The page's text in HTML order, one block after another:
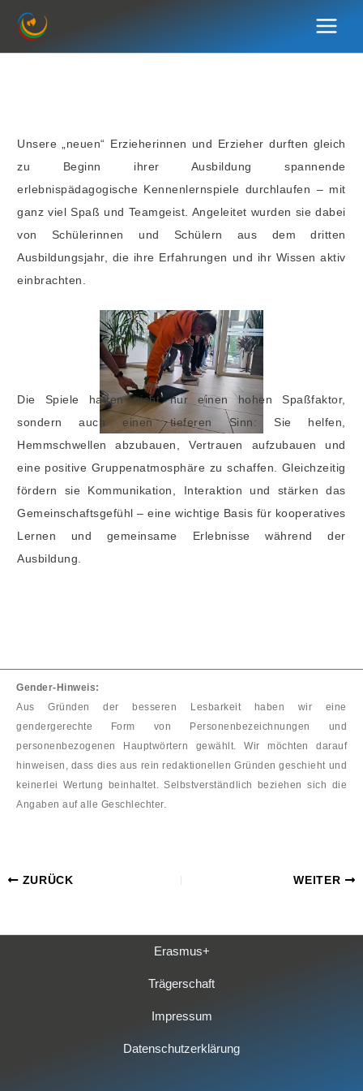
Inhalt
springen
Unsere „neuen“ Erzieherinnen und Erzieher durften gleich
zu Beginn ihrer Ausbildung spannende
erlebnispädagogische Kennenlernspiele durchlaufen – mit
ganz viel Spaß und Teamgeist. Angeleitet wurden sie dabei
von Schülerinnen und Schülern aus dem dritten
Ausbildungsjahr, die ihre Erfahrungen und ihr Wissen aktiv
einbrachten.
Die Spiele hatten nicht nur einen hohen Spaßfaktor,
sondern auch einen tieferen Sinn: Sie helfen,
Hemmschwellen abzubauen, Vertrauen aufzubauen und
eine positive Gruppenatmosphäre zu schaffen. Gleichzeitig
fördern sie Kommunikation, Interaktion und stärken das
Gemeinschaftsgefühl – eine wichtige Basis für kooperatives
Lernen und gemeinsame Erlebnisse während der
Ausbildung.
Gender-Hinweis:
Aus Gründen der besseren Lesbarkeit haben wir eine
gendergerechte Form von Personenbezeichnungen und
personenbezogenen Hauptwörtern gewählt. Wir möchten darauf
hinweisen, dass dies aus rein redaktionellen Gründen geschieht und
keinerlei Wertung beinhaltet. Selbstverständlich beziehen sich die
Angaben auf alle Geschlechter.
ZURÜCK WEITER
Erasmus+
Trägerschaft
Impressum
Datenschutzerklärung